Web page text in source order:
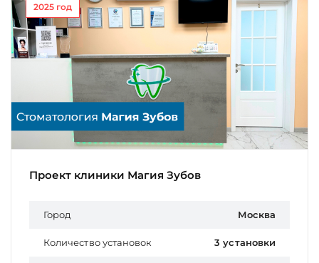
2025 год
Проект клиники Магия Зубов
Город Москва
Количество установок 3 установки